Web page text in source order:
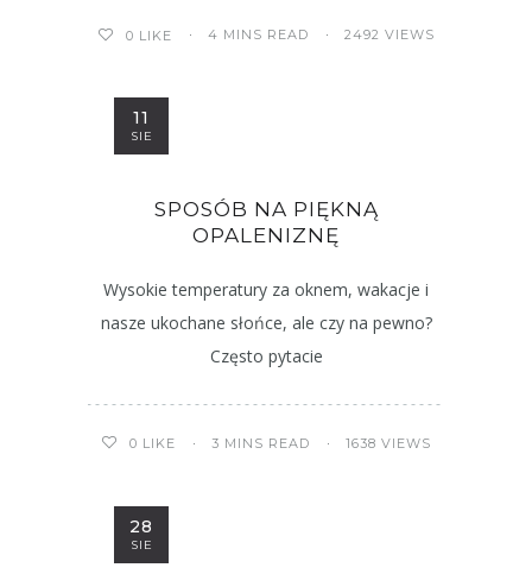
0 LIKE 4 MINS READ 2492 VIEWS
11
SIE
SPOSÓB NA PIĘKNĄ
OPALENIZNĘ
Wysokie temperatury za oknem, wakacje i
nasze ukochane słońce, ale czy na pewno?
Często pytacie
0 LIKE 3 MINS READ 1638 VIEWS
28
SIE